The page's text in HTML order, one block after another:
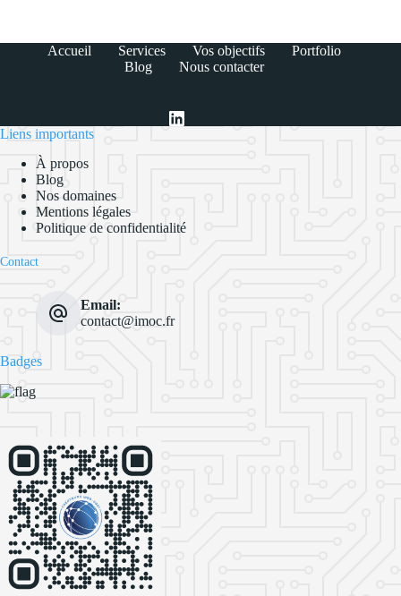
Accueil Services Vos objectifs
Portfolio
Blog
Nous contacter
Liens importants
À propos
Blog
Nos domaines
Mentions légales
Politique de confidentialité
Contact
Email:
contact@imoc.fr
Badges